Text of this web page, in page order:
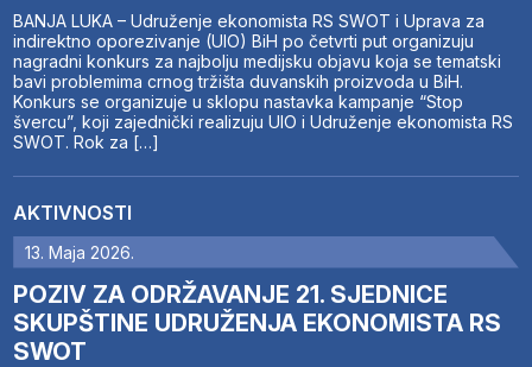
BANJA LUKA – Udruženje ekonomista RS SWOT i Uprava za
indirektno oporezivanje (UIO) BiH po četvrti put organizuju
nagradni konkurs za najbolju medijsku objavu koja se tematski
bavi problemima crnog tržišta duvanskih proizvoda u BiH.
Konkurs se organizuje u sklopu nastavka kampanje “Stop
švercu”, koji zajednički realizuju UIO i Udruženje ekonomista RS
SWOT. Rok za […]
AKTIVNOSTI
13. Maja 2026.
POZIV ZA ODRŽAVANJE 21. SJEDNICE
SKUPŠTINE UDRUŽENJA EKONOMISTA RS
SWOT